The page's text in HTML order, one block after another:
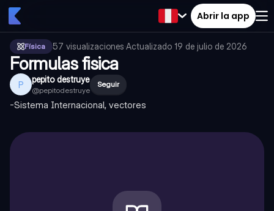
Abrir la app
Física 57 visualizaciones·Actualizado 19 de julio de 2026
Formulas fisica
P pepito destruye
@pepitodestruye
Seguir
-Sistema Internacional, vectores